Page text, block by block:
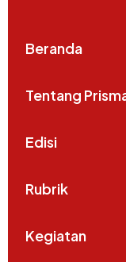
Beranda
Tentang
Edisi
Rubrik
Kegiatan